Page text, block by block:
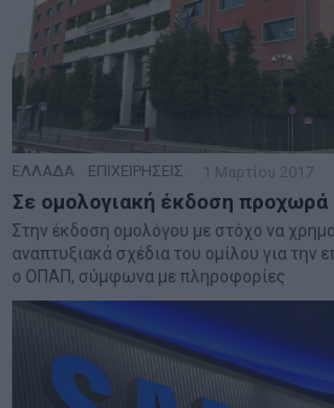
ΕΛΛΑΔΑ ΕΠΙΧΕΙΡΗΣΕΙΣ 1 Μαρτίου 2017
Σε ομολογιακή έκδοση
Στην έκδοση ομολόγου με στόχο να
αναπτυξιακά σχέδια του ομίλου για την
ο ΟΠΑΠ, σύμφωνα με πληροφορίες